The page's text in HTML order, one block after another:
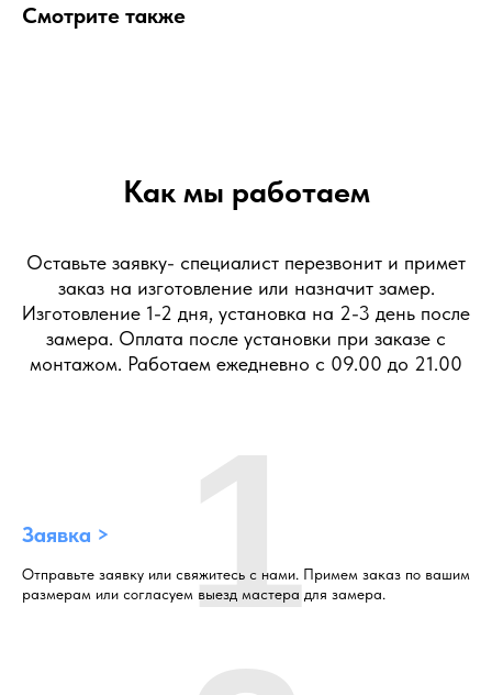
Смотрите также
Как мы работаем
Оставьте заявку- специалист перезвонит и примет
заказ на изготовление или назначит замер.
Изготовление 1-2 дня, установка на 2-3 день после
замера. Оплата после установки при заказе с
монтажом. Работаем ежедневно с 09.00 до 21.00
Заявка >
Отправьте заявку или свяжитесь с нами. Примем заказ по вашим
размерам или согласуем выезд мастера для замера.
1